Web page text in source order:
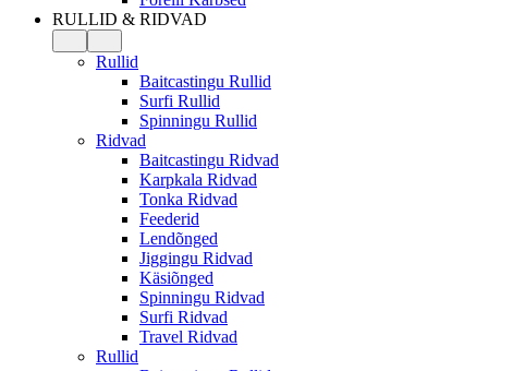
RULLID & RIDVAD
Rullid
Baitcastingu Rullid
Surfi Rullid
Spinningu Rullid
Ridvad
Baitcastingu Ridvad
Karpkala Ridvad
Tonka Ridvad
Feederid
Lendõnged
Jiggingu Ridvad
Käsiõnged
Spinningu Ridvad
Surfi Ridvad
Travel Ridvad
Rullid